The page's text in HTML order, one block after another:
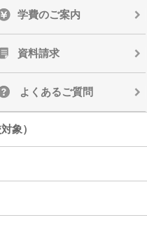
学費のご案内
資料請求
よくあるご質問
象）